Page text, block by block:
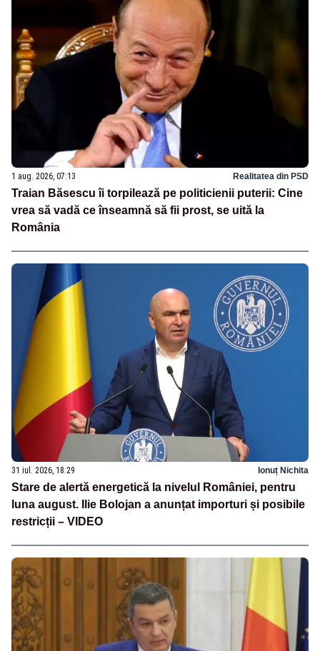
1 aug. 2026, 07:13 Realitatea din PSD
Traian Băsescu îi torpilează pe politicienii puterii: Cine
vrea să vadă ce înseamnă să fii prost, se uită la
România
31 iul. 2026, 18:29 Ionuț Nichita
Stare de alertă energetică la nivelul României, pentru
luna august. Ilie Bolojan a anunțat importuri și posibile
restricții – VIDEO